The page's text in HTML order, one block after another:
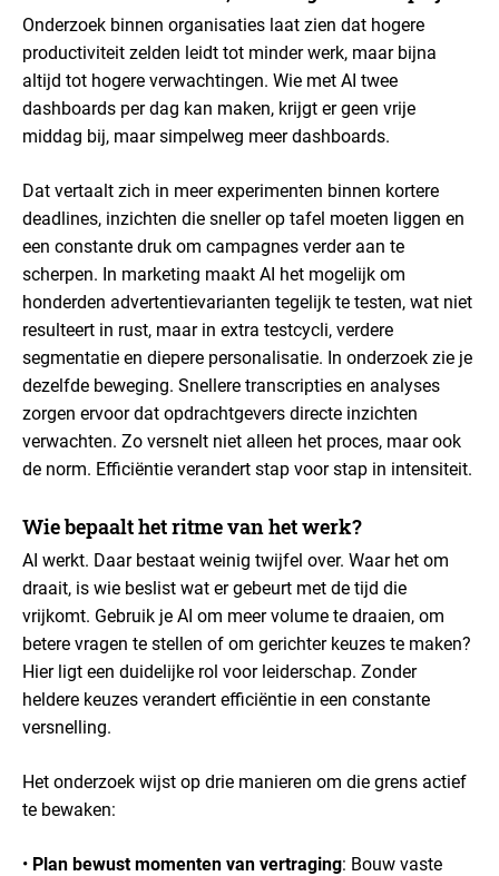
Onderzoek binnen organisaties laat zien dat hogere
productiviteit zelden leidt tot minder werk, maar bijna
altijd tot hogere verwachtingen. Wie met AI twee
dashboards per dag kan maken, krijgt er geen vrije
middag bij, maar simpelweg meer dashboards.
Dat vertaalt zich in meer experimenten binnen kortere
deadlines, inzichten die sneller op tafel moeten liggen en
een constante druk om campagnes verder aan te
scherpen. In marketing maakt AI het mogelijk om
honderden advertentievarianten tegelijk te testen, wat niet
resulteert in rust, maar in extra testcycli, verdere
segmentatie en diepere personalisatie. In onderzoek zie je
dezelfde beweging. Snellere transcripties en analyses
zorgen ervoor dat opdrachtgevers directe inzichten
verwachten. Zo versnelt niet alleen het proces, maar ook
de norm. Efficiëntie verandert stap voor stap in intensiteit.
Wie bepaalt het ritme van het werk?
AI werkt. Daar bestaat weinig twijfel over. Waar het om
draait, is wie beslist wat er gebeurt met de tijd die
vrijkomt. Gebruik je AI om meer volume te draaien, om
betere vragen te stellen of om gerichter keuzes te maken?
Hier ligt een duidelijke rol voor leiderschap. Zonder
heldere keuzes verandert efficiëntie in een constante
versnelling.
Het onderzoek wijst op drie manieren om die grens actief
te bewaken:
• Plan bewust momenten van vertraging: Bouw vaste